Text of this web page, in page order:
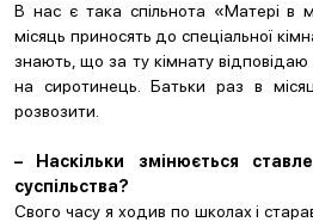
В нас є така спільнота «Матері в
місяць приносять до спеціальної
знають, що за ту кімнату відповідаю
на сиротинець. Батьки раз в
розвозити.
– Наскільки змінюється
суспільства?
Свого часу я ходив по школах і